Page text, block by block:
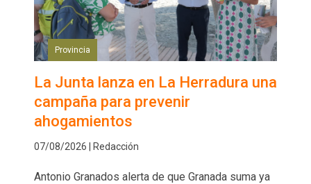
Provincia
La Junta lanza en La Herradura una
campaña para prevenir
ahogamientos
07/08/2026 | Redacción
Antonio Granados alerta de que Granada suma ya